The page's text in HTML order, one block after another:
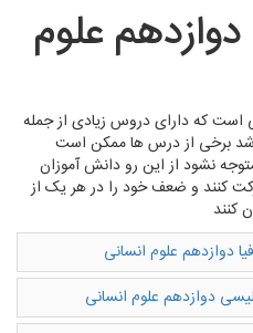
دبیرستان
عمومی
علوم
است که دارای دروس زیادی از جمله
برخی از درس ها ممکن است
نشود از این رو دانش آموزان
کنند و ضعف خود را در هر یک از
کنند
علوم انسانی
دوازدهم علوم انسانی